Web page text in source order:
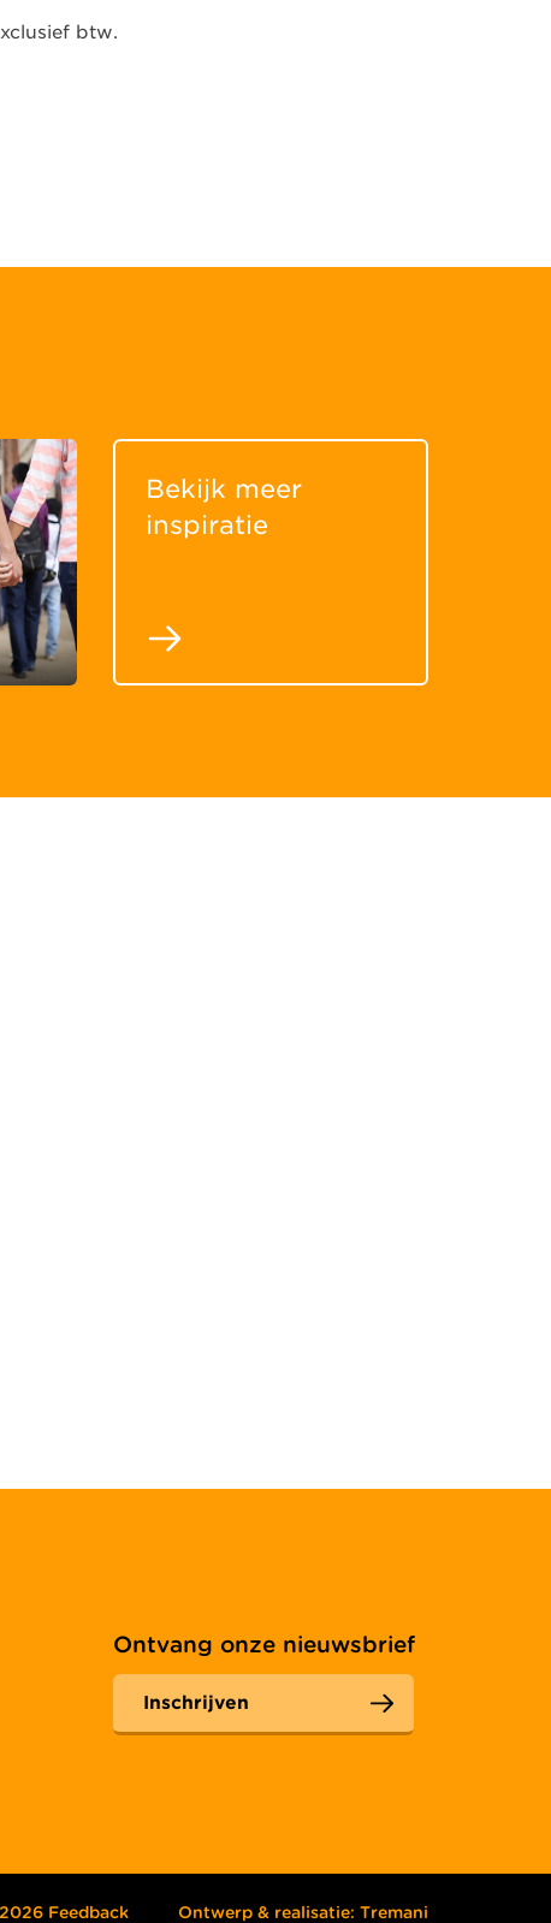
btw.
Bekijk meer
inspiratie
Ontvang onze nieuwsbrief
Inschrijven
Feedback Ontwerp & realisatie: Tremani